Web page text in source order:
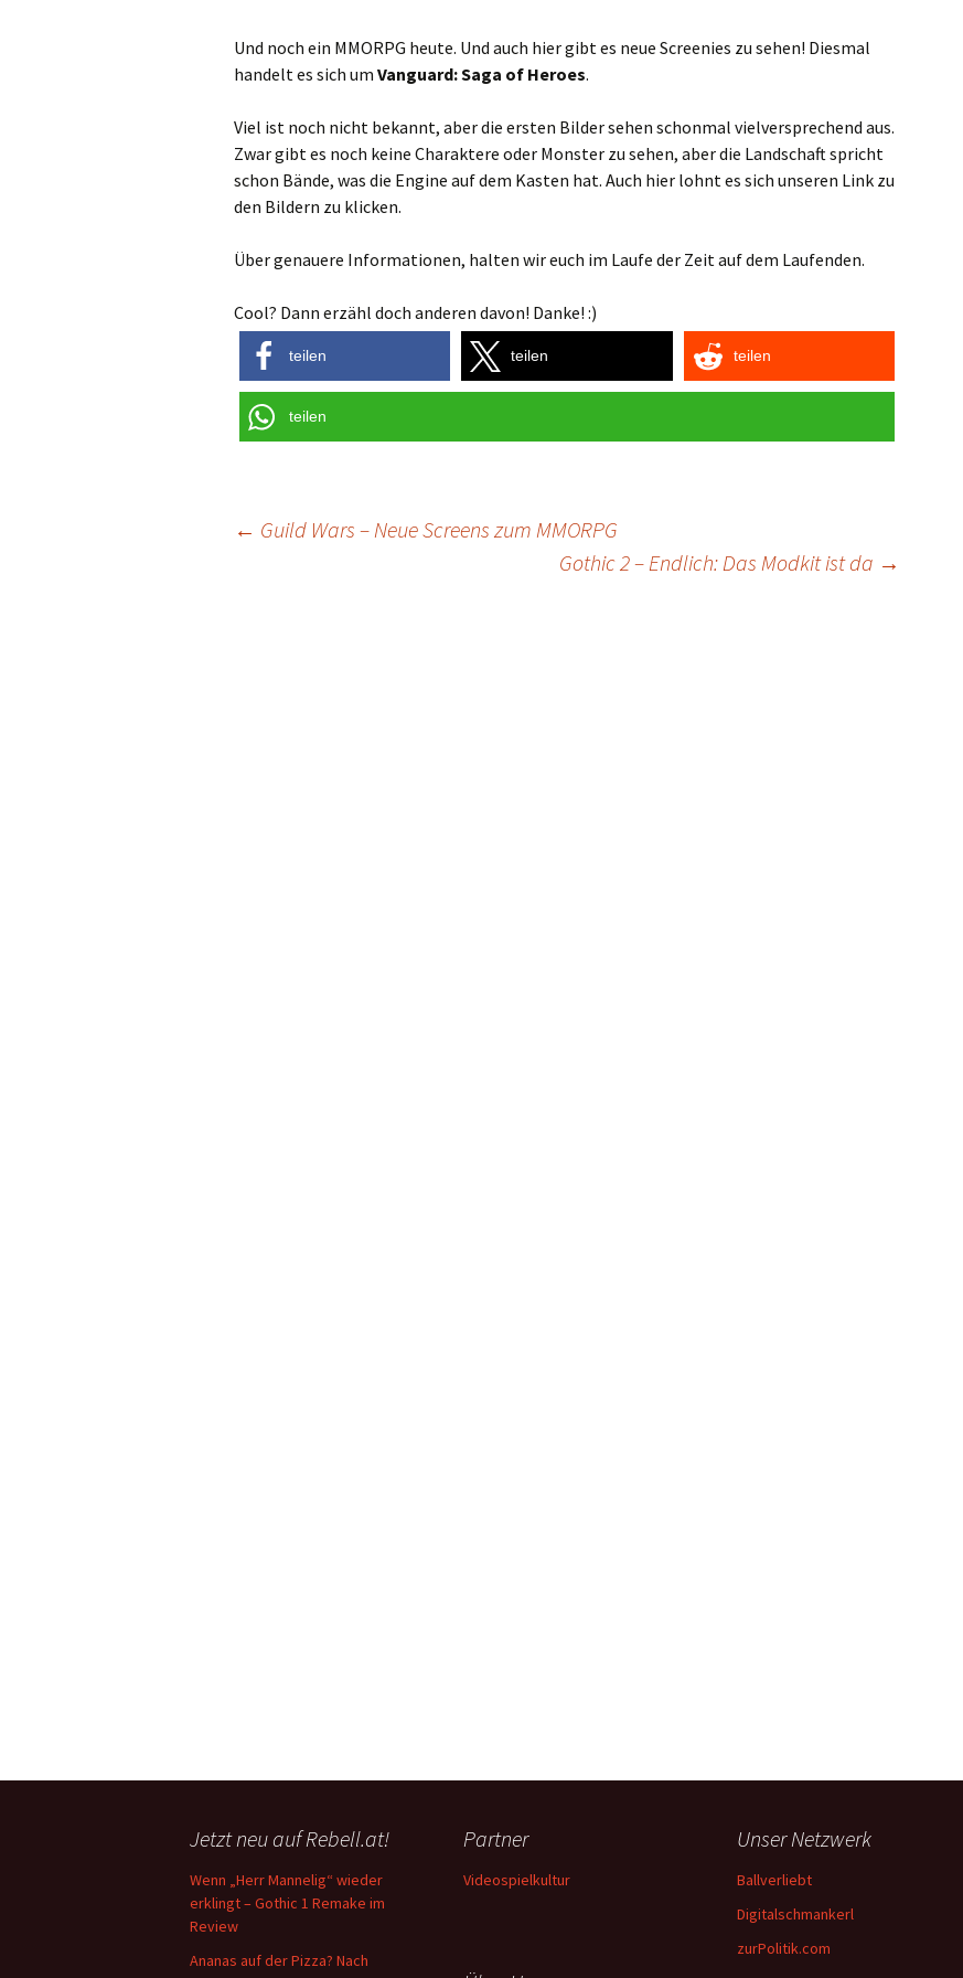
Und noch ein MMORPG heute. Und auch hier gibt es neue Screenies zu sehen! Diesmal
handelt es sich um Vanguard: Saga of Heroes.
Viel ist noch nicht bekannt, aber die ersten Bilder sehen schonmal vielversprechend aus.
Zwar gibt es noch keine Charaktere oder Monster zu sehen, aber die Landschaft spricht
schon Bände, was die Engine auf dem Kasten hat. Auch hier lohnt es sich unseren Link zu
den Bildern zu klicken.
Über genauere Informationen, halten wir euch im Laufe der Zeit auf dem Laufenden.
Cool? Dann erzähl doch anderen davon! Danke! :)
teilen teilen teilen
teilen
← Guild Wars – Neue Screens zum MMORPG
Gothic 2 – Endlich: Das Modkit ist da →
Jetzt neu auf Rebell.at!
Wenn „Herr Mannelig“ wieder
erklingt – Gothic 1 Remake im
Review
Ananas auf der Pizza? Nach
Partner
Videospielkultur
Unser Netzwerk
Ballverliebt
Digitalschmankerl
zurPolitik.com